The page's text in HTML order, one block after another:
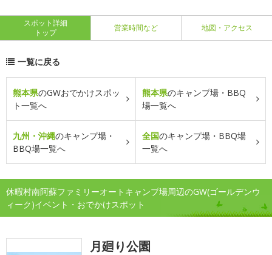
スポット詳細
トップ
営業時間など 地図・アクセス
一覧に戻る
熊本県のGWおでかけスポッ
ト一覧へ
熊本県のキャンプ場・BBQ
場一覧へ
九州・沖縄のキャンプ場・
BBQ場一覧へ
全国のキャンプ場・BBQ場
一覧へ
休暇村南阿蘇ファミリーオートキャンプ場周辺のGW(ゴールデンウ
ィーク)イベント・おでかけスポット
月廻り公園